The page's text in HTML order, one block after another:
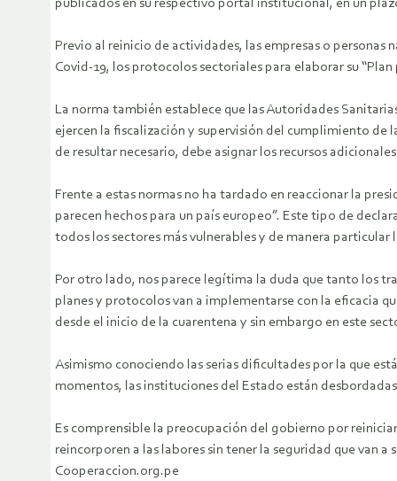
publicados en su respectivo portal institucional, en un
Previo al reinicio de actividades, las empresas o
Covid-19, los protocolos sectoriales para elaborar su
La norma también establece que las Autoridades
ejercen la fiscalización y supervisión del cumplimiento de
de resultar necesario, debe asignar los recursos
Frente a estas normas no ha tardado en reaccionar la
parecen hechos para un país europeo”. Este tipo de
todos los sectores más vulnerables y de manera particular
Por otro lado, nos parece legítima la duda que tanto los
planes y protocolos van a implementarse con la eficacia
desde el inicio de la cuarentena y sin embargo en este
Asimismo conociendo las serias dificultades por la que
momentos, las instituciones del Estado están
Es comprensible la preocupación del gobierno por
reincorporen a las labores sin tener la seguridad que van
Cooperaccion.org.pe